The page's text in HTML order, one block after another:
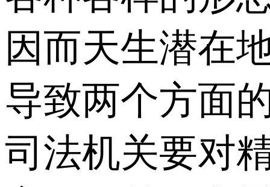
因而天生潜在
导致两个方面
司法机关要对